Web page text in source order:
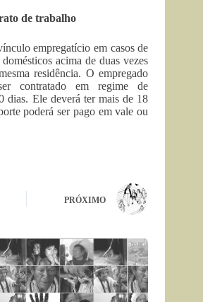
de trabalho
empregatício em casos de
acima de duas vezes
residência. O empregado
contratado em regime de
dias. Ele deverá ter mais de 18
poderá ser pago em vale ou
PRÓXIMO